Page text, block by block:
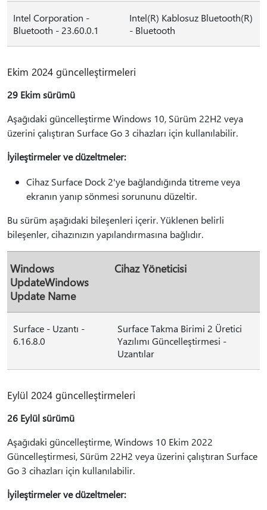
Intel Corporation -
Bluetooth - 23.60.0.1
Intel(R) Kablosuz Bluetooth(R)
- Bluetooth
Ekim 2024 güncelleştirmeleri
29 Ekim sürümü
Aşağıdaki güncelleştirme Windows 10, Sürüm 22H2 veya
üzerini çalıştıran Surface Go 3 cihazları için kullanılabilir.
İyileştirmeler ve düzeltmeler:
Cihaz Surface Dock 2'ye bağlandığında titreme veya
ekranın yanıp sönmesi sorununu düzeltir.
Bu sürüm aşağıdaki bileşenleri içerir. Yüklenen belirli
bileşenler, cihazınızın yapılandırmasına bağlıdır.
Windows
UpdateWindows
Update Name
Cihaz Yöneticisi
Surface - Uzantı -
6.16.8.0
Surface Takma Birimi 2 Üretici
Yazılımı Güncelleştirmesi -
Uzantılar
Eylül 2024 güncelleştirmeleri
26 Eylül sürümü
Aşağıdaki güncelleştirme, Windows 10 Ekim 2022
Güncelleştirmesi, Sürüm 22H2 veya üzerini çalıştıran Surface
Go 3 cihazları için kullanılabilir.
İyileştirmeler ve düzeltmeler: